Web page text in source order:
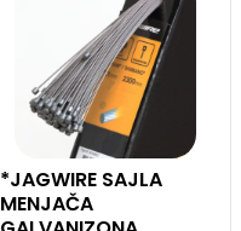
*JAGWIRE SAJLA
MENJAČA